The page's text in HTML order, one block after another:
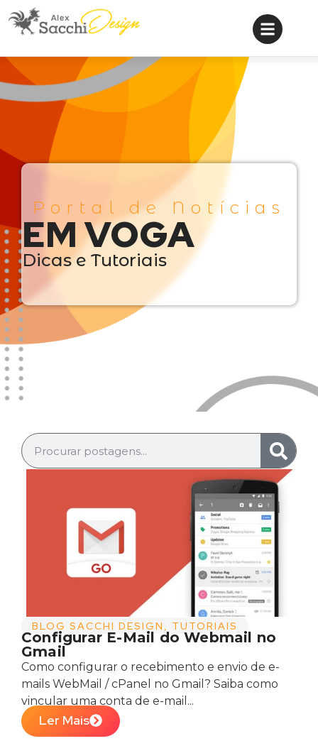
Portal de Notícias
EM VOGA
Dicas e Tutoriais
BLOG SACCHI DESIGN , TUTORIAIS
Configurar E-Mail do Webmail no
Gmail
Como configurar o recebimento e envio de e-
mails WebMail / cPanel no Gmail? Saiba como
vincular uma conta de e-mail...
Ler Mais